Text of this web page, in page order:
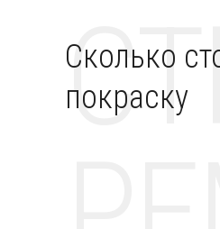
Сколько
покраску